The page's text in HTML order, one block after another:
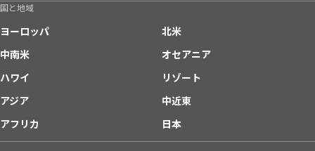
国と地域
ヨーロッパ
北米
中南米
オセアニア
ハワイ
リゾート
アジア
中近東
アフリカ
日本